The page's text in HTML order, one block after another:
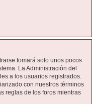
tomará solo unos pocos
La Administración del
a los usuarios registrados.
con nuestros términos
reglas de los foros mientras